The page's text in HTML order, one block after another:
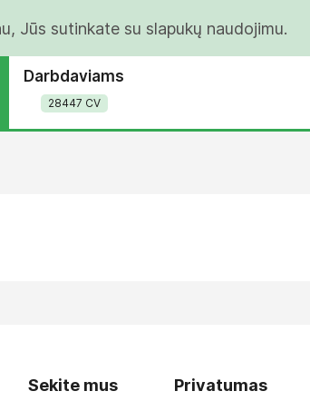
Jūs sutinkate su slapukų naudojimu.
Darbdaviams
28447 CV
Sekite mus Privatumas